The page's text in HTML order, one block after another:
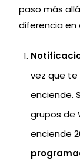
paso más
diferencia en
vez que te
enciende.
grupos de
enciende